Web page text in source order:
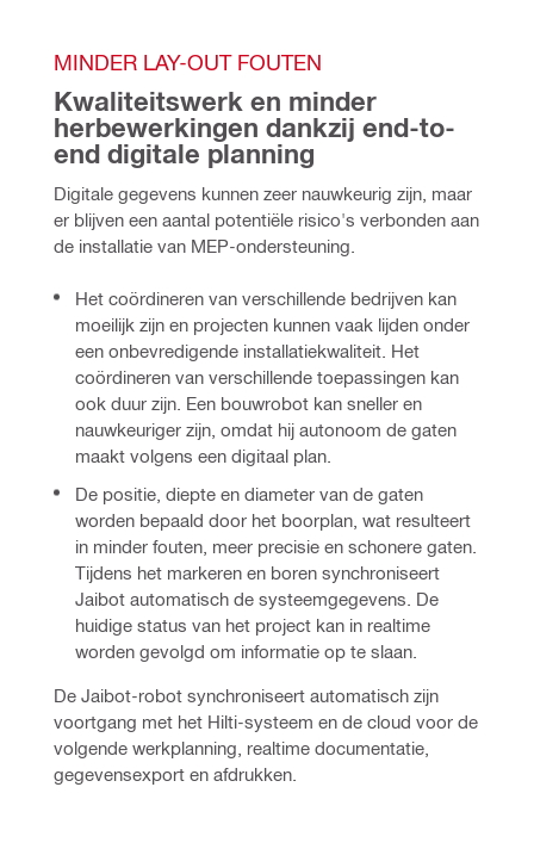
MINDER LAY-OUT FOUTEN
Kwaliteitswerk en minder
herbewerkingen dankzij end-to-
end digitale planning
Digitale gegevens kunnen zeer nauwkeurig zijn, maar
er blijven een aantal potentiële risico's verbonden aan
de installatie van MEP-ondersteuning.
Het coördineren van verschillende bedrijven kan
moeilijk zijn en projecten kunnen vaak lijden onder
een onbevredigende installatiekwaliteit. Het
coördineren van verschillende toepassingen kan
ook duur zijn. Een bouwrobot kan sneller en
nauwkeuriger zijn, omdat hij autonoom de gaten
maakt volgens een digitaal plan.
De positie, diepte en diameter van de gaten
worden bepaald door het boorplan, wat resulteert
in minder fouten, meer precisie en schonere gaten.
Tijdens het markeren en boren synchroniseert
Jaibot automatisch de systeemgegevens. De
huidige status van het project kan in realtime
worden gevolgd om informatie op te slaan.
De Jaibot-robot synchroniseert automatisch zijn
voortgang met het Hilti-systeem en de cloud voor de
volgende werkplanning, realtime documentatie,
gegevensexport en afdrukken.